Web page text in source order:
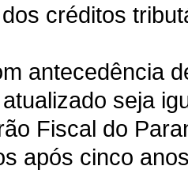
créditos
antecedência
seja
Fiscal do
após cinco